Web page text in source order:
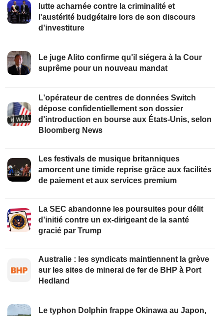
lutte acharnée contre la criminalité et
l'austérité budgétaire lors de son discours
d'investiture
Le juge Alito confirme qu'il siégera à la Cour
suprême pour un nouveau mandat
L'opérateur de centres de données Switch
dépose confidentiellement son dossier
d'introduction en bourse aux États-Unis, selon
Bloomberg News
Les festivals de musique britanniques
amorcent une timide reprise grâce aux facilités
de paiement et aux services premium
La SEC abandonne les poursuites pour délit
d'initié contre un ex-dirigeant de la santé
gracié par Trump
Australie : les syndicats maintiennent la grève
sur les sites de minerai de fer de BHP à Port
Hedland
Le typhon Dolphin frappe Okinawa au Japon,